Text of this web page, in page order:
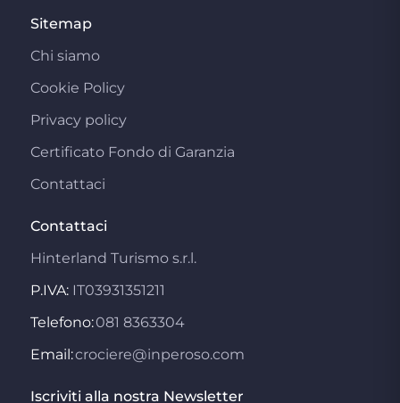
Sitemap
Chi siamo
Cookie Policy
Privacy policy
Certificato Fondo di Garanzia
Contattaci
Contattaci
Hinterland Turismo s.r.l.
P.IVA: IT03931351211
Telefono:081 8363304
Email:crociere@inperoso.com
Iscriviti alla nostra Newsletter